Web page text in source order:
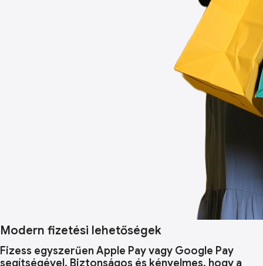
Modern fizetési lehetőségek
Fizess egyszerűen Apple Pay vagy Google Pay
segítségével. Biztonságos és kényelmes, hogy a